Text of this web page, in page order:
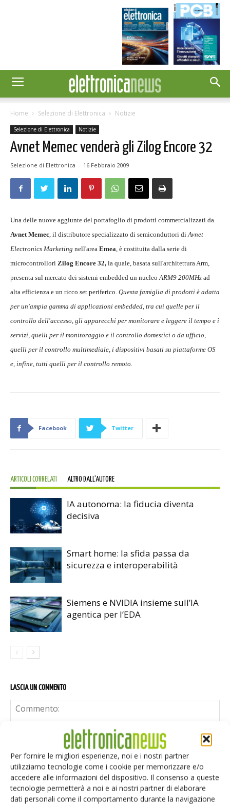
Per fornire le migliori esperienze, noi e i nostri partner
utilizziamo tecnologie come i cookie per memorizzare e/o
accedere alle informazioni del dispositivo. Il consenso a queste
tecnologie permetterà a noi e ai nostri partner di elaborare
dati personali come il comportamento durante la navigazione
Home Selezione di Elettronica Notizie
Selezione di Elettronica Notizie
Avnet Memec venderà gli Zilog Encore 32
Selezione di Elettronica - 16 Febbraio 2009
Una delle nuove aggiunte del portafoglio di prodotti commercializzati da
Avnet Memec, il distributore specializzato di semiconduttori diAvnet
Electronics Marketing nell'area Emea, è costituita dalla serie di
microcontrollori Zilog Encore 32, la quale, basata sull'architettura Arm,
presenta sul mercato dei sistemi embedded un nucleoARM9 200MHz ad
alta efficienza e un ricco set periferico. Questa famiglia di prodotti è adatta
per un'ampia gamma di applicazioni embedded, tra cui quelle per il
controllo dell'accesso, gli apparecchi per monitorare e leggere il tempo e i
servizi, quelli per il monitoraggio e il controllo domestici o da ufficio,
quelli per il controllo multimediale, i dispositivi basati su piattaforme OS
e, infine, tutti quelli per il controllo remoto.
Facebook Twitter
ARTICOLI CORRELATI ALTRO DALL'AUTORE
IA autonoma: la fiducia diventa
decisiva
Smart home: la sfida passa da
sicurezza e interoperabilità
Siemens e NVIDIA insieme sull’IA
agentica per l’EDA
LASCIA UN COMMENTO